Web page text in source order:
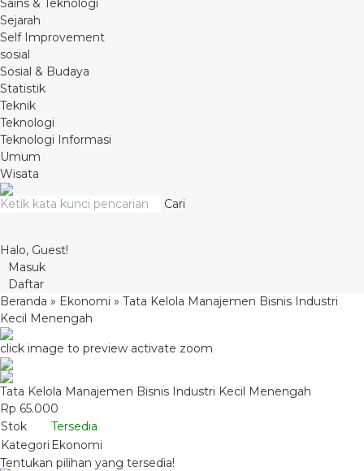
Sains & Teknologi
Sejarah
Self Improvement
sosial
Sosial & Budaya
Statistik
Teknik
Teknologi
Teknologi Informasi
Umum
Wisata
Cari
Halo, Guest!
Masuk
Daftar
Beranda » Ekonomi » Tata Kelola Manajemen Bisnis Industri
Kecil Menengah
click image to preview activate zoom
Tata Kelola Manajemen Bisnis Industri Kecil Menengah
Rp 65.000
Stok
Tersedia
Kategori Ekonomi
Tentukan pilihan yang tersedia!